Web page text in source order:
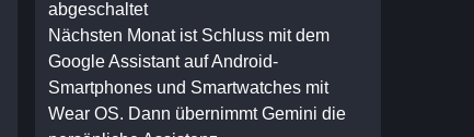
abgeschaltet
Nächsten Monat ist Schluss mit dem
Google Assistant auf Android-
Smartphones und Smartwatches mit
Wear OS. Dann übernimmt Gemini die